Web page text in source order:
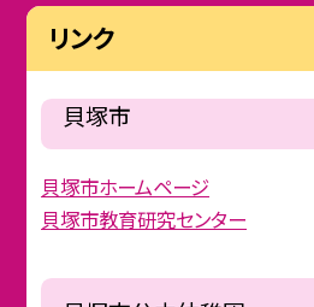
リンク
貝塚市
貝塚市ホームページ
貝塚市教育研究センター